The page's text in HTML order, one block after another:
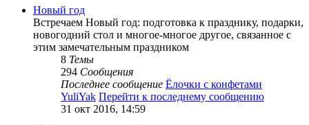
Новый год
Встречаем Новый год: подготовка к празднику, подарки,
новогодний стол и многое-многое другое, связанное с
этим замечательным праздником
8 Темы
294 Сообщения
Последнее сообщение Ёлочки с конфетами
YuliYak Перейти к последнему сообщению
31 окт 2016, 14:59